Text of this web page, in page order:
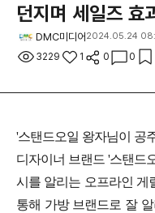
던지며 세일즈 효
DMC미디어 2024.05.24
3229 1 0 0
'스탠드오일 왕자님이 공
디자이너 브랜드 '스탠드
시를 알리는 오프라인 게
통해 가방 브랜드로 잘